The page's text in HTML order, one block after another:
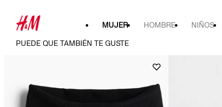
MUJER HOMBRE NIÑOS
PUEDE QUE TAMBIÉN TE GUSTE